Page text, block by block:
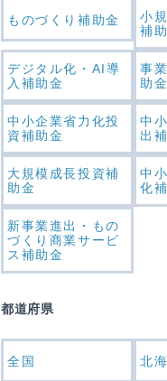
ものづくり補助金
小
補
デジタル化・AI導
入補助金
事
助金
中小企業省力化投
資補助金
中
出
大規模成長投資補
助金
中
化
新事業進出・もの
づくり商業サービ
ス補助金
都道府県
全国 北